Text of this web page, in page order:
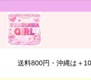
送料800円・沖縄は＋